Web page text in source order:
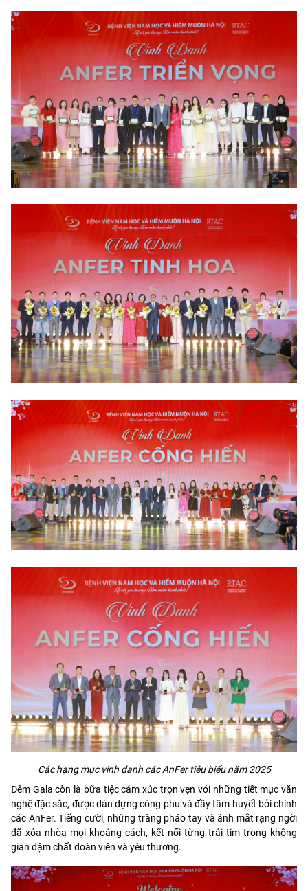
Các hạng mục vinh danh các AnFer tiêu biểu năm 2025
Đêm Gala còn là bữa tiệc cảm xúc trọn vẹn với những tiết mục văn
nghệ đặc sắc, được dàn dựng công phu và đầy tâm huyết bởi chính
các AnFer. Tiếng cười, những tràng pháo tay và ánh mắt rạng ngời
đã xóa nhòa mọi khoảng cách, kết nối từng trái tim trong không
gian đậm chất đoàn viên và yêu thương.